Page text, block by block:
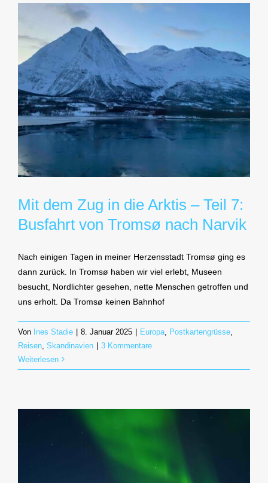
Mit dem Zug in die Arktis – Teil 7:
Busfahrt von Tromsø nach Narvik
Nach einigen Tagen in meiner Herzensstadt Tromsø ging es
dann zurück. In Tromsø haben wir viel erlebt, Museen
besucht, Nordlichter gesehen, nette Menschen getroffen und
uns erholt. Da Tromsø keinen Bahnhof
Von Ines Stadie | 8. Januar 2025 | Europa Postkartengrüsse
Reisen Skandinavien | 3 Kommentare
Weiterlesen